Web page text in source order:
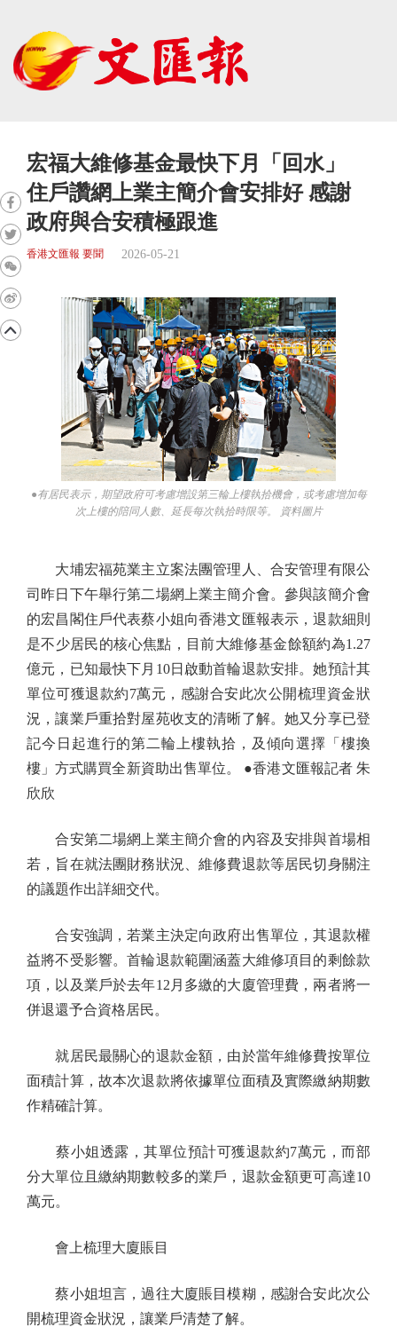
宏福大維修基金最快下月「回水」
住戶讚網上業主簡介會安排好 感謝
政府與合安積極跟進
香港文匯報 要聞 2026-05-21
●有居民表示，期望政府可考慮增設第三輪上樓執拾機會，或考慮增加每
次上樓的陪同人數、延長每次執拾時限等。 資料圖片
大埔宏福苑業主立案法團管理人、合安管理有限公
司昨日下午舉行第二場網上業主簡介會。參與該簡介會
的宏昌閣住戶代表蔡小姐向香港文匯報表示，退款細則
是不少居民的核心焦點，目前大維修基金餘額約為1.27
億元，已知最快下月10日啟動首輪退款安排。她預計其
單位可獲退款約7萬元，感謝合安此次公開梳理資金狀
況，讓業戶重拾對屋苑收支的清晰了解。她又分享已登
記今日起進行的第二輪上樓執拾，及傾向選擇「樓換
樓」方式購買全新資助出售單位。 ●香港文匯報記者 朱
欣欣
合安第二場網上業主簡介會的內容及安排與首場相
若，旨在就法團財務狀況、維修費退款等居民切身關注
的議題作出詳細交代。
合安強調，若業主決定向政府出售單位，其退款權
益將不受影響。首輪退款範圍涵蓋大維修項目的剩餘款
項，以及業戶於去年12月多繳的大廈管理費，兩者將一
併退還予合資格居民。
就居民最關心的退款金額，由於當年維修費按單位
面積計算，故本次退款將依據單位面積及實際繳納期數
作精確計算。
蔡小姐透露，其單位預計可獲退款約7萬元，而部
分大單位且繳納期數較多的業戶，退款金額更可高達10
萬元。
會上梳理大廈賬目
蔡小姐坦言，過往大廈賬目模糊，感謝合安此次公
開梳理資金狀況，讓業戶清楚了解。